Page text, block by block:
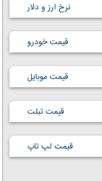
نرخ ارز و دلار
قیمت خودرو
قیمت موبایل
قیمت تبلت
قیمت لپ تاپ